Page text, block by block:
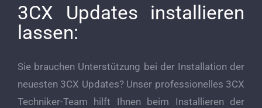
3CX Updates installieren
lassen:
Sie brauchen Unterstützung bei der Installation der
neuesten 3CX Updates? Unser professionelles 3CX
Techniker-Team hilft Ihnen beim Installieren der